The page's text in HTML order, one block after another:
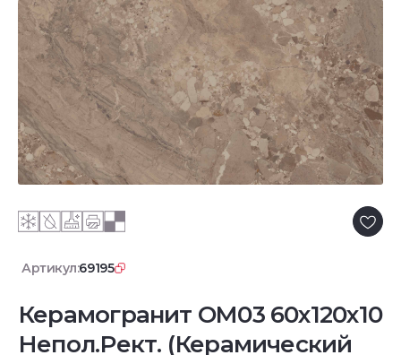
Артикул:69195
Керамогранит OM03 60x120х10
Непол.Рект. (Керамический